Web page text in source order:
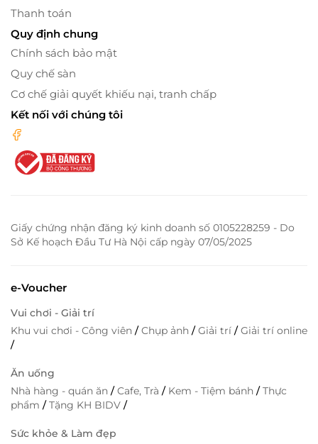
Thanh toán
Quy định chung
Chính sách bảo mật
Quy chế sàn
Cơ chế giải quyết khiếu nại, tranh chấp
Kết nối với chúng tôi
Giấy chứng nhận đăng ký kinh doanh số 0105228259 - Do
Sở Kế hoạch Đầu Tư Hà Nội cấp ngày 07/05/2025
e-Voucher
Vui chơi - Giải trí
Khu vui chơi - Công viên /Chụp ảnh /Giải trí /Giải trí online
/
Ăn uống
Nhà hàng - quán ăn /Cafe, Trà / Kem - Tiệm bánh /Thực
phẩm /Tặng KH BIDV /
Sức khỏe & Làm đẹp